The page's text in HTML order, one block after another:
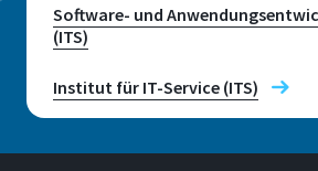
Software- und
(ITS)
Institut für IT-Service (ITS)